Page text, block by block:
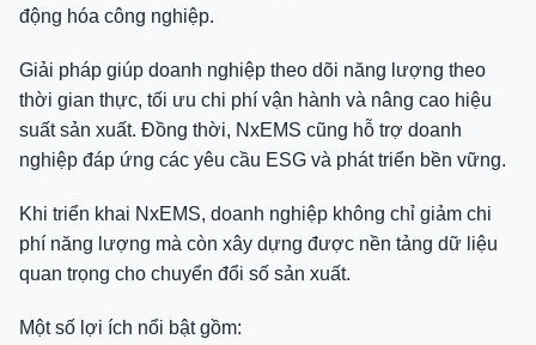
động hóa công nghiệp.
Giải pháp giúp doanh nghiệp theo dõi năng lượng theo
thời gian thực, tối ưu chi phí vận hành và nâng cao hiệu
suất sản xuất. Đồng thời, NxEMS cũng hỗ trợ doanh
nghiệp đáp ứng các yêu cầu ESG và phát triển bền vững.
Khi triển khai NxEMS, doanh nghiệp không chỉ giảm chi
phí năng lượng mà còn xây dựng được nền tảng dữ liệu
quan trọng cho chuyển đổi số sản xuất.
Một số lợi ích nổi bật gồm: